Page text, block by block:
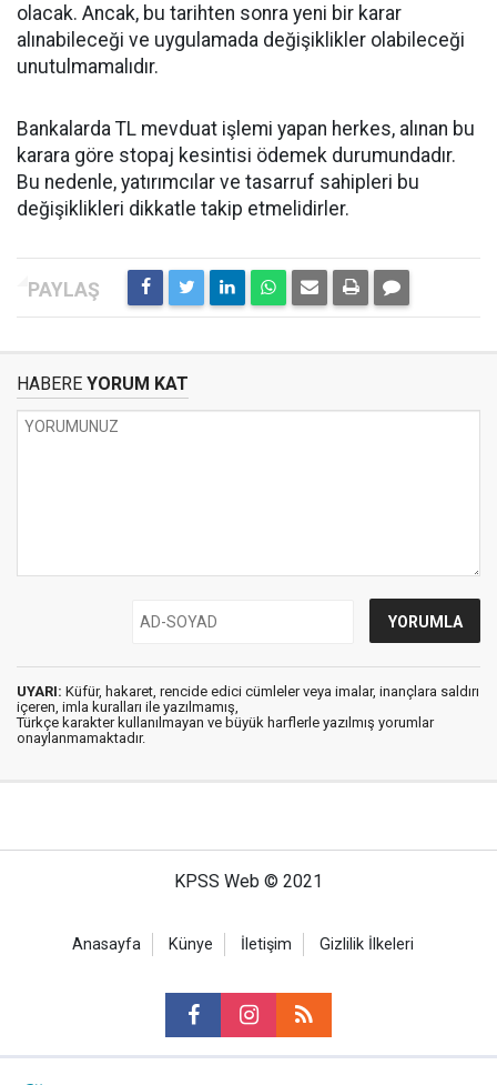
olacak. Ancak, bu tarihten sonra yeni bir karar
alınabileceği ve uygulamada değişiklikler olabileceği
unutulmamalıdır.
Bankalarda TL mevduat işlemi yapan herkes, alınan bu
karara göre stopaj kesintisi ödemek durumundadır.
Bu nedenle, yatırımcılar ve tasarruf sahipleri bu
değişiklikleri dikkatle takip etmelidirler.
HABERE YORUM KAT
UYARI: Küfür, hakaret, rencide edici cümleler veya imalar, inançlara saldırı
içeren, imla kuralları ile yazılmamış,
Türkçe karakter kullanılmayan ve büyük harflerle yazılmış yorumlar
onaylanmamaktadır.
KPSS Web © 2021
Anasayfa Künye İletişim Gizlilik İlkeleri